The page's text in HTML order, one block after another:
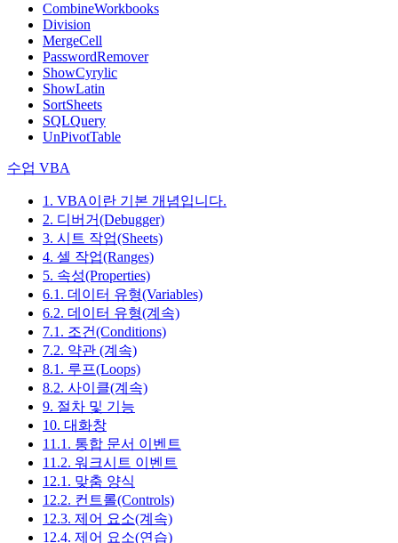
CombineWorkbooks
Division
MergeCell
PasswordRemover
ShowCyrylic
ShowLatin
SortSheets
SQLQuery
UnPivotTable
수업 VBA
1. VBA이란 기본 개념입니다.
2. 디버거(Debugger)
3. 시트 작업(Sheets)
4. 셀 작업(Ranges)
5. 속성(Properties)
6.1. 데이터 유형(Variables)
6.2. 데이터 유형(계속)
7.1. 조건(Conditions)
7.2. 약관 (계속)
8.1. 루프(Loops)
8.2. 사이클(계속)
9. 절차 및 기능
10. 대화창
11.1. 통합 문서 이벤트
11.2. 워크시트 이벤트
12.1. 맞춤 양식
12.2. 컨트롤(Controls)
12.3. 제어 요소(계속)
12.4. 제어 요소(연습)